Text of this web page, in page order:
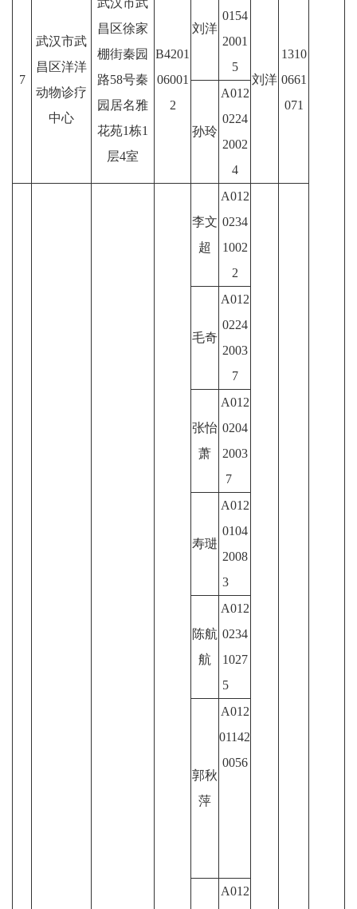
7
武汉市武
昌区洋洋
动物诊疗
中心
武汉市武
昌区徐家
棚街秦园
路58号秦
园居名雅
花苑1栋1
层4室
B4201
06001
2
刘洋
0154
2001
5
刘洋
1310
0661
071
孙玲
A012
0224
2002
4
李文
超
A012
0234
1002
2
毛奇
A012
0224
2003
7
张怡
萧
A012
0204
2003
7
寿琎
A012
0104
2008
3
陈航
航
A012
0234
1027
5
郭秋
萍
A012
01142
0056
A012